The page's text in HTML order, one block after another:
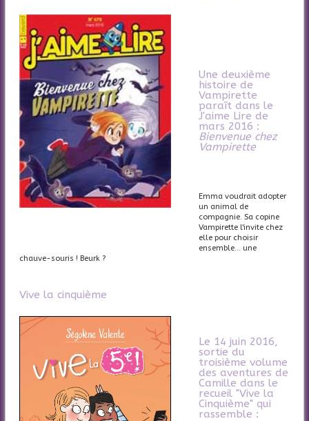
Une deuxième
histoire de
Vampirette
paraît dans le
J'aime Lire de
mars 2016 :
Bienvenue chez
Vampirette
Emma voudrait adopter
un animal de
compagnie. Sa copine
Vampirette l'invite chez
elle pour choisir
ensemble... une
chauve-souris ! Beurk ?
Vive la cinquième
Le 14 juin 2016,
sortie du
troisième volume
des aventures de
Camille dans le
recueil "Vive la
Cinquième" qui
rassemble :